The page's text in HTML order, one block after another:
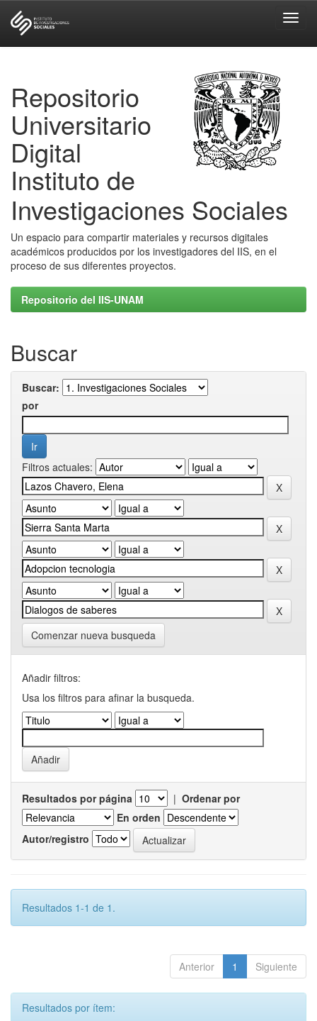
Repositorio
Universitario
Digital
Instituto de
Investigaciones Sociales
Un espacio para compartir materiales y recursos digitales
académicos producidos por los investigadores del IIS, en el
proceso de sus diferentes proyectos.
Repositorio del IIS-UNAM
Buscar
Buscar:
por
Filtros actuales:
Comenzar nueva busqueda
Añadir filtros:
Usa los filtros para afinar la busqueda.
Resultados por página | Ordenar por
En orden
Autor/registro
Resultados 1-1 de 1.
Anterior 1 Siguiente
Resultados por ítem: